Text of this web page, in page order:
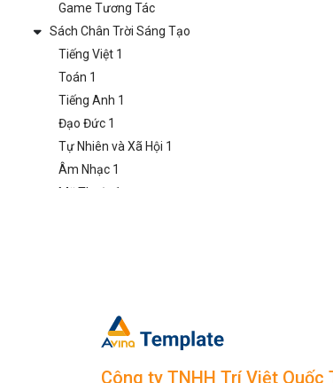
Game Tương Tác
Sách Chân Trời Sáng Tạo
Tiếng Việt 1
Toán 1
Tiếng Anh 1
Đạo Đức 1
Tự Nhiên và Xã Hội 1
Âm Nhạc 1
Mỹ Thuật 1
Tiếng Việt 2
Tiếng Anh 2Công ty TNHH Trí Việt Quốc